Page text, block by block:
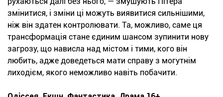
змінитися, і зміни ці можуть виявитися сильнішими,
ніж він здатен контролювати. Та, можливо, саме ця
трансформація стане єдиним шансом зупинити нову
загрозу, що нависла над містом і тими, кого він
любить, адже доведеться мати справу з могутнім
лиходієм, якого неможливо навіть побачити.